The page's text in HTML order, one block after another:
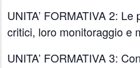
UNITA’ FORMATIVA 2:
critici, loro monitoraggio e
UNITA’ FORMATIVA 3: